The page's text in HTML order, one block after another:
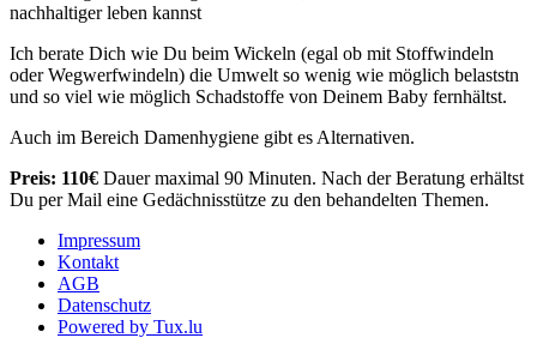
nachhaltiger leben kannst
Ich berate Dich wie Du beim Wickeln (egal ob mit Stoffwindeln
oder Wegwerfwindeln) die Umwelt so wenig wie möglich belaststn
und so viel wie möglich Schadstoffe von Deinem Baby fernhältst.
Auch im Bereich Damenhygiene gibt es Alternativen.
Preis: 110€ Dauer maximal 90 Minuten. Nach der Beratung erhältst
Du per Mail eine Gedächnisstütze zu den behandelten Themen.
Impressum
Kontakt
AGB
Datenschutz
Powered by Tux.lu